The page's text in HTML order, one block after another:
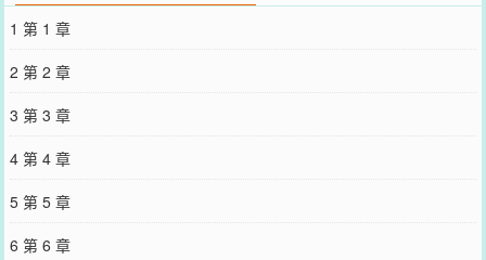
一觉睡到天亮，充当人形热水袋。直到兰聿在又一个冬天和应沉表白
——“这么冷的天应沉怎么不和兰聿一起走了，平常他不是最紧张兰聿
了吗？”“兰聿下课他也没来接，他们吵架了嘛？”“呜呜我的cp不会be了
吧！”3.表白被拒后，好不容易踏出那一步的小白兔重新缩回了自己的
保护壳里，伤心但识趣地离应沉远远的。早上上学兰聿自己先走；冬
天在被窝里脚热不起来睁眼到天亮一声不吭；就连在浴室门口遇到应
沉也一句话不说，跑得比兔子还快。所有人都觉得他俩闹掰了，只有
应沉每天黑着一张脸，思考怎么把他的小兔子追回来。4.拒绝兰聿的
表白后，应沉每天都在后悔。他想继续牵兰聿的手一起放学；他想继
续替兰聿暖脚，看他在自己怀里熟睡；他想和兰聿恢复到以前的相处
方式，想的四肢百骸都在发疼。但应沉仍然觉得自己是一个直男。直
1 第 1 章
2 第 2 章
3 第 3 章
4 第 4 章
5 第 5 章
6 第 6 章